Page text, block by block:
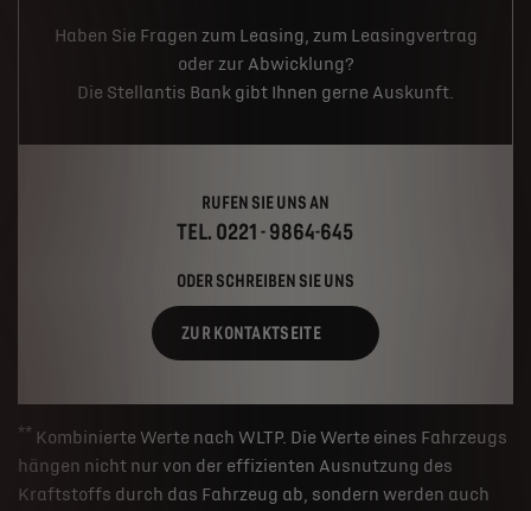
Haben Sie Fragen zum Leasing, zum Leasingvertrag
oder zur Abwicklung?
Die Stellantis Bank gibt Ihnen gerne Auskunft.
RUFEN SIE UNS AN
TEL. 0221 - 9864-645
ODER SCHREIBEN SIE UNS
ZUR KONTAKTSEITE
** Kombinierte Werte nach WLTP. Die Werte eines Fahrzeugs
hängen nicht nur von der effizienten Ausnutzung des
Kraftstoffs durch das Fahrzeug ab, sondern werden auch